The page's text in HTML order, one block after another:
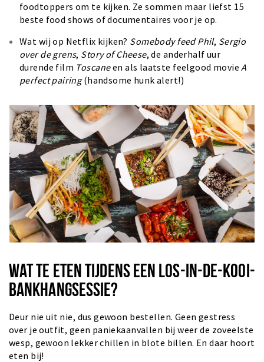
foodtoppers om te kijken. Ze sommen maar liefst 15
beste food shows of documentaires voor je op.
Wat wij op Netflix kijken? Somebody feed Phil, Sergio
over de grens, Story of Cheese, de anderhalf uur
durende film Toscaneen als laatste feelgood movieA
perfect pairing(handsome hunk alert!)
WAT TE ETEN TIJDENS EEN LOS-IN-DE-KOOI-
BANKHANGSESSIE?
Deur nie uit nie, dus gewoon bestellen. Geen gestress
over je outfit, geen paniekaanvallen bij weer de zoveelste
wesp, gewoon lekker chillen in blote billen. En daar hoort
eten bij!